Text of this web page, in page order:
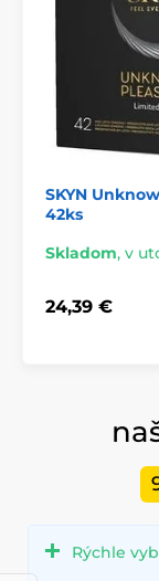
SKYN
42ks
Skladom, v
24,39 €
Rýchle